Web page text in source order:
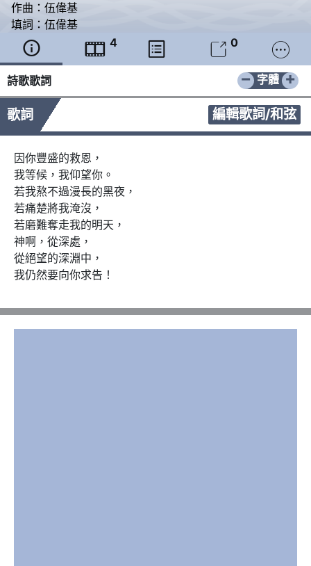
作曲： 伍偉基
填詞： 伍偉基
  4   0 
詩歌歌詞 − +
字體
歌詞 編輯歌詞/和弦
因你豐盛的救恩，
我等候，我仰望你。
若我熬不過漫長的黑夜，
若痛楚將我淹沒，
若磨難奪走我的明天，
神啊，從深處，
從絕望的深淵中，
我仍然要向你求告！